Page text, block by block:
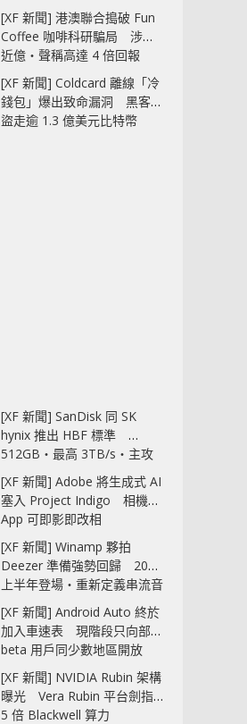
[XF 新聞] 港澳聯合搗破 Fun
Coffee 咖啡科研騙局 涉款
近億‧聲稱高達 4 倍回報
[XF 新聞] Coldcard 離線「冷
錢包」爆出致命漏洞 黑客已
盜走逾 1.3 億美元比特幣
[XF 新聞] SanDisk 同 SK
hynix 推出 HBF 標準
512GB‧最高 3TB/s‧主攻
AI 記憶體
[XF 新聞] Adobe 將生成式 AI
塞入 Project Indigo 相機
App 可即影即改相
[XF 新聞] Winamp 夥拍
Deezer 準備強勢回歸 2027
上半年登場‧重新定義串流音
樂播放器
[XF 新聞] Android Auto 終於
加入車速表 現階段只向部分
beta 用戶同少數地區開放
[XF 新聞] NVIDIA Rubin 架構
曝光 Vera Rubin 平台劍指
5 倍 Blackwell 算力